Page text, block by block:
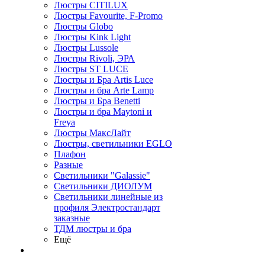
Люстры CITILUX
Люстры Favourite, F-Promo
Люстры Globo
Люстры Kink Light
Люстры Lussole
Люстры Rivoli, ЭРА
Люстры ST LUCE
Люстры и Бра Artis Luce
Люстры и бра Arte Lamp
Люстры и Бра Benetti
Люстры и бра Maytoni и
Freya
Люстры МаксЛайт
Люстры, светильники EGLO
Плафон
Разные
Светильники "Galassie"
Светильники ДИОЛУМ
Светильники линейные из
профиля Электростандарт
заказные
ТДМ люстры и бра
Ещё